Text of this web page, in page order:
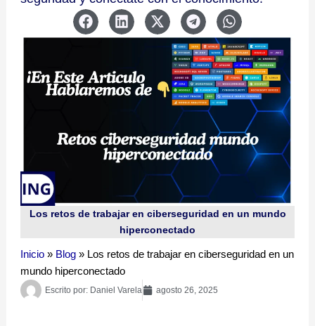
Los retos de trabajar en ciberseguridad en un mundo
hiperconectado
Inicio» Blog» Los retos de trabajar en ciberseguridad en un
mundo hiperconectado
Escrito por:Daniel Varela agosto 26, 2025